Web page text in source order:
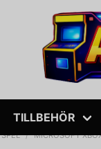
TILLBEHÖR
SPEL MICROSOFT